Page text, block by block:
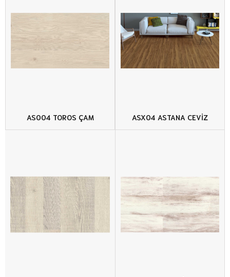
AS004 TOROS ÇAM ASX04 ASTANA CEVİZ